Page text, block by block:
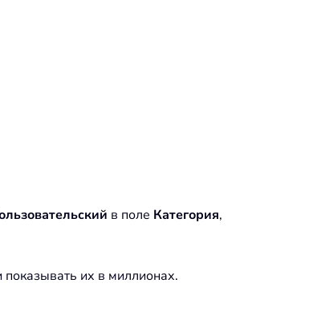
в поле Категория,
показывать их в миллионах.